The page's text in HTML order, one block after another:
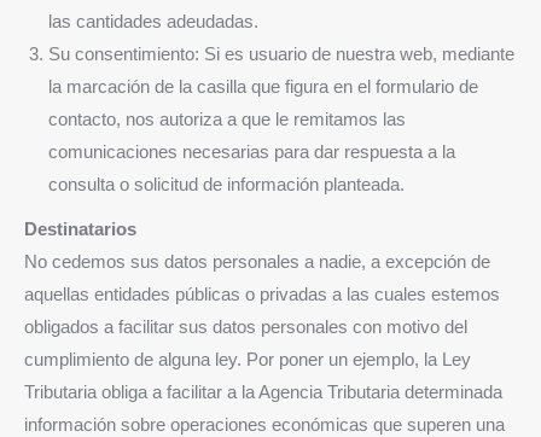
las cantidades adeudadas.
Su consentimiento: Si es usuario de nuestra web, mediante
la marcación de la casilla que figura en el formulario de
contacto, nos autoriza a que le remitamos las
comunicaciones necesarias para dar respuesta a la
consulta o solicitud de información planteada.
Destinatarios
No cedemos sus datos personales a nadie, a excepción de
aquellas entidades públicas o privadas a las cuales estemos
obligados a facilitar sus datos personales con motivo del
cumplimiento de alguna ley. Por poner un ejemplo, la Ley
Tributaria obliga a facilitar a la Agencia Tributaria determinada
información sobre operaciones económicas que superen una